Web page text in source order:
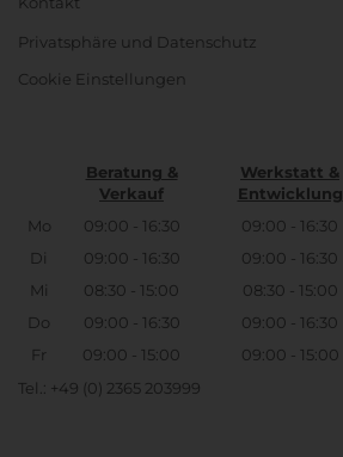
Privatsphäre und Datenschutz
Cookie Einstellungen
Beratung &
Verkauf
Werkstatt &
Entwicklung
Mo
09:00 - 16:30
09:00 - 16:30
Di
09:00 - 16:30
09:00 - 16:30
Mi
08:30 - 15:00
08:30 - 15:00
Do
09:00 - 16:30
09:00 - 16:30
Fr
09:00 - 15:00
09:00 - 15:00
Tel.: +49 (0) 2365 203999